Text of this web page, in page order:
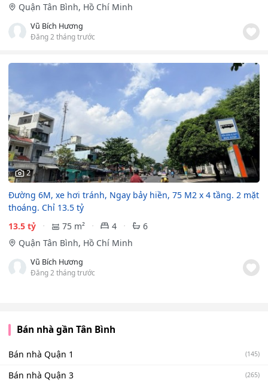
Quận Tân Bình, Hồ Chí Minh
Vũ Bích Hương
Đăng 2 tháng trước
2
Đường 6M, xe hơi tránh, Ngay bảy hiền, 75 M2 x 4 tầng. 2 mặt
thoáng. Chỉ 13.5 tỷ
13.5 tỷ
75 m² 4
6
Quận Tân Bình, Hồ Chí Minh
Vũ Bích Hương
Đăng 2 tháng trước
Bán nhà gần Tân Bình
Bán nhà Quận 1 (145)
Bán nhà Quận 3 (265)